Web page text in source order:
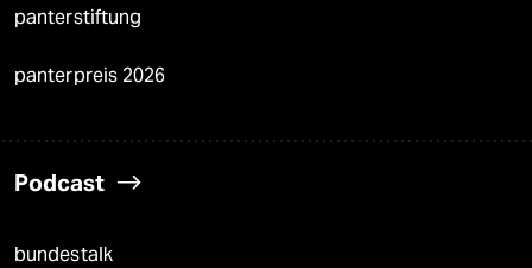
panterstiftung
panterpreis 2026
Podcast
bundestalk